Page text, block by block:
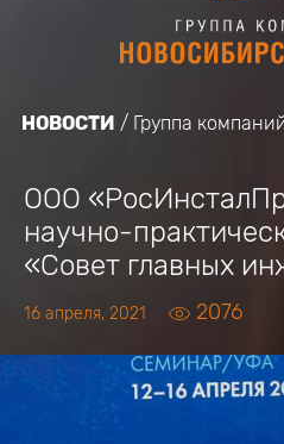
НОВОСТИ Группа
ООО
научно-
«Совет главных
16 апреля, 2021 2076